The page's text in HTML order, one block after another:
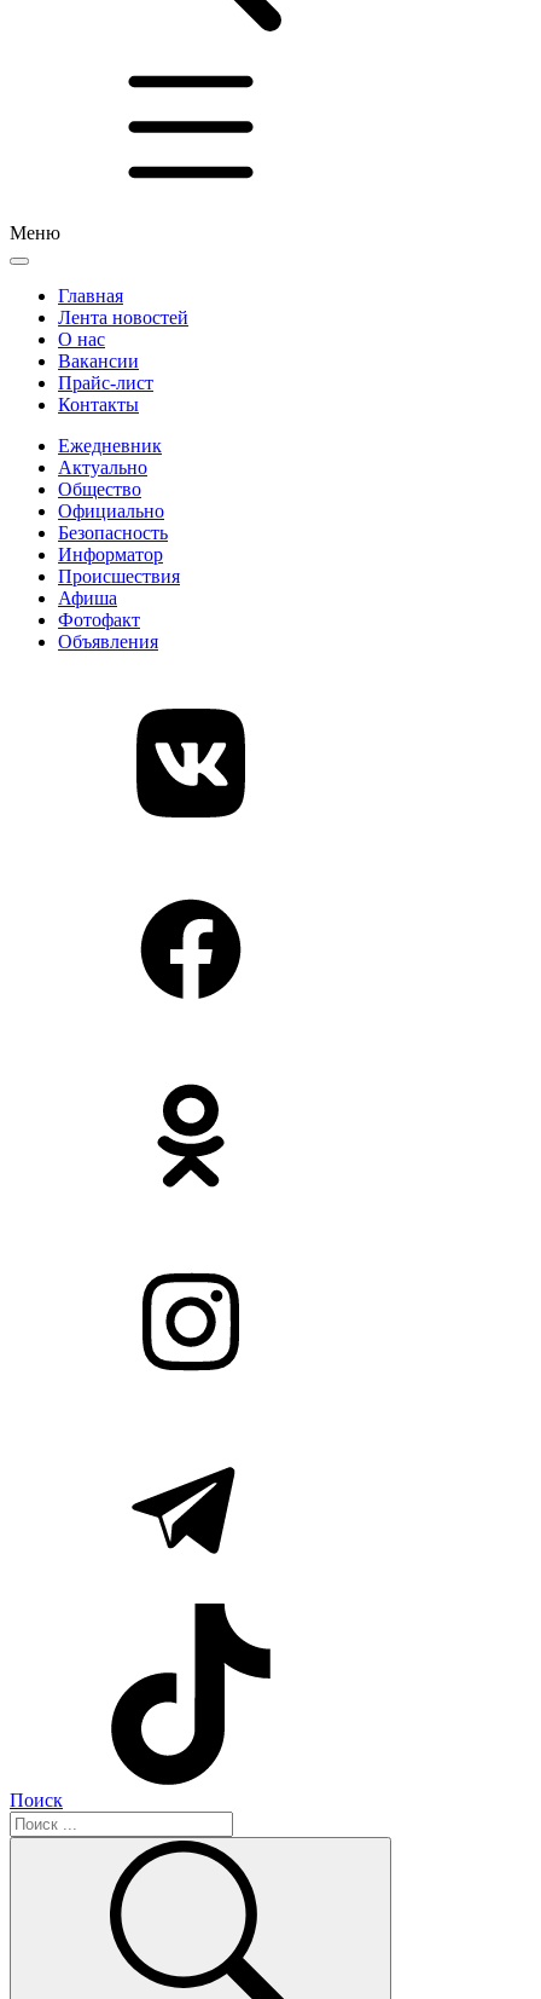
Меню
Главная
Лента новостей
О нас
Вакансии
Прайс-лист
Контакты
Ежедневник
Актуально
Общество
Официально
Безопасность
Информатор
Происшествия
Афиша
Фотофакт
Объявления
Поиск